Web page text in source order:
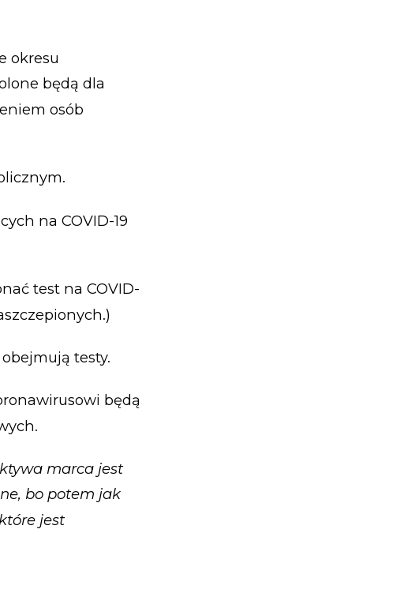
okresu
będą dla
osób
na COVID-19
test na COVID-
testy.
będą
marca jest
bo potem jak
jest